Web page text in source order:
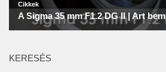
KERESÉS